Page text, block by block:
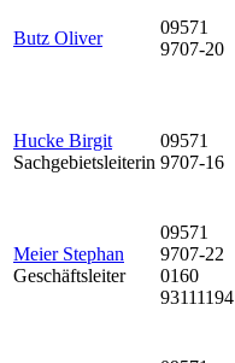
Butz Oliver
09571
9707-20
Hucke Birgit
Sachgebietsleiterin
09571
9707-16
Meier Stephan
Geschäftsleiter
09571
9707-22
0160
93111194